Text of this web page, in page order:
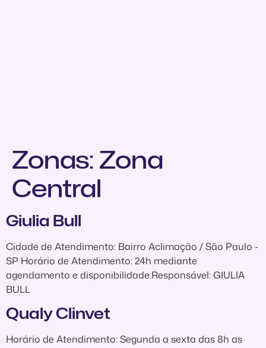
Zonas: Zona
Central
Giulia Bull
Cidade de Atendimento: Bairro Aclimação / São Paulo -
SP Horário de Atendimento: 24h mediante
agendamento e disponibilidade.Responsável: GIULIA
BULL
Qualy Clinvet
Horário de Atendimento: Segunda a sexta das 8h as